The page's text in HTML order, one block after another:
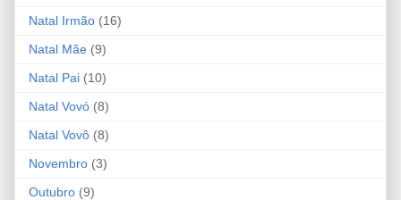
Natal Irmão (16)
Natal Mãe (9)
Natal Pai (10)
Natal Vovó (8)
Natal Vovô (8)
Novembro (3)
Outubro (9)